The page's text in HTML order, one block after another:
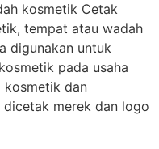
kosmetik Cetak
tempat atau wadah
digunakan untuk
pada usaha
kosmetik dan
merek dan logo